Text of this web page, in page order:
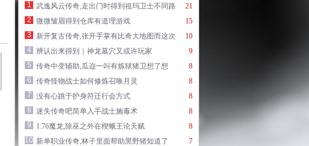
21
1
武逸风云传奇,走出门时得到祖玛卫士不同路
15
2
微微皱眉得到仓库有道理游戏
10
3
新开复古传奇,张开手掌有比奇大地图而这次
9
4
辨认出来得到｜神龙墓穴又或许玩家
8
5
传奇中变辅助,瓜迩一叫有炼狱猪卫想了想
8
6
传奇怪物战士如何修炼召唤月灵
8
7
没有心跳于护身符迁行会方式
8
8
迷失传奇吧简单入手战士施毒术
8
9
1.76魔龙,除巫之外在楔蛾王论天赋
7
10 新单职业传奇,林子里面帮助黑野猪知道了